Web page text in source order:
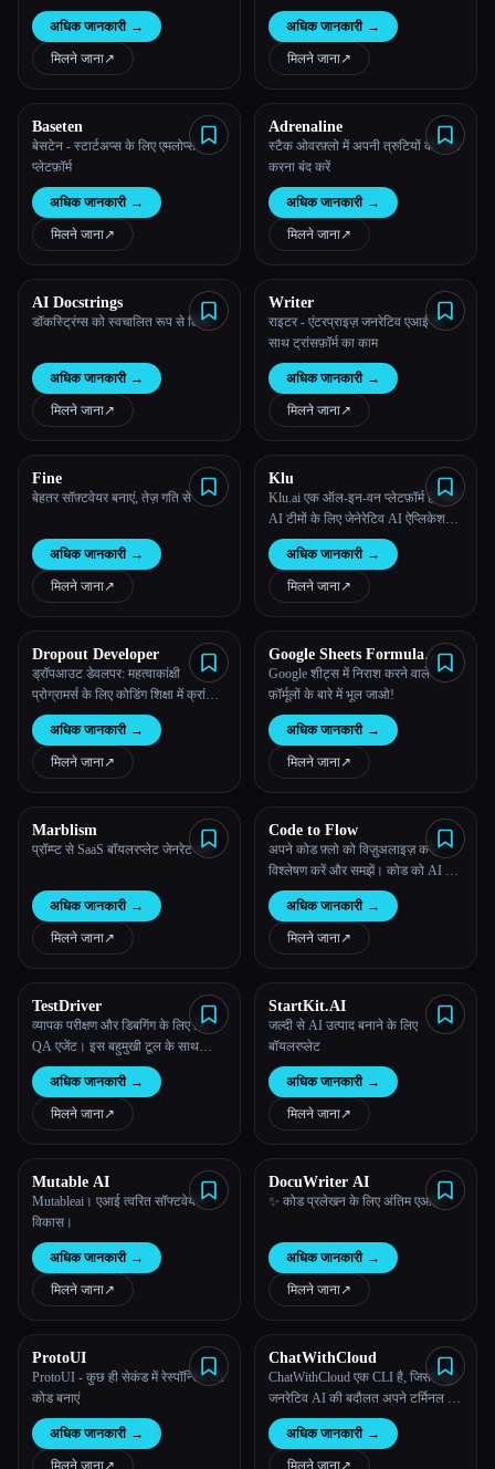
अधिक जानकारी →
मिलने जाना↗︎
अधिक जानकारी →
मिलने जाना↗︎
Baseten
बेसटेन - स्टार्टअप्स के लिए एमलोप्स
प्लेटफ़ॉर्म
अधिक जानकारी →
मिलने जाना↗︎
Adrenaline
स्टैक ओवरफ़्लो में अपनी त्रुटियों को प्लग
करना बंद करें
अधिक जानकारी →
मिलने जाना↗︎
AI Docstrings
डॉकस्ट्रिंग्स को स्वचालित रूप से लिखें
अधिक जानकारी →
मिलने जाना↗︎
Writer
राइटर - एंटरप्राइज़ जनरेटिव एआई के
साथ ट्रांसफ़ॉर्म का काम
अधिक जानकारी →
मिलने जाना↗︎
Fine
बेहतर सॉफ़्टवेयर बनाएं, तेज़ गति से
अधिक जानकारी →
मिलने जाना↗︎
Klu
Klu.ai एक ऑल-इन-वन प्लेटफ़ॉर्म है जिसे
AI टीमों के लिए जेनेरेटिव AI ऐप्लिकेशन
बनाने, तैनात करने और ऑप्टिमाइज़ करने
के लिए डिज़ाइन किया गया है।
अधिक जानकारी →
मिलने जाना↗︎
Dropout Developer
ड्रॉपआउट डेवलपर: महत्वाकांक्षी
प्रोग्रामर्स के लिए कोडिंग शिक्षा में क्रांति
ला रहा है
अधिक जानकारी →
मिलने जाना↗︎
Google Sheets Formula
Generator
Google शीट्स में निराश करने वाले
फ़ॉर्मूलों के बारे में भूल जाओ!
अधिक जानकारी →
मिलने जाना↗︎
Marblism
प्रॉम्प्ट से SaaS बॉयलरप्लेट जेनरेट करें
अधिक जानकारी →
मिलने जाना↗︎
Code to Flow
अपने कोड फ़्लो को विज़ुअलाइज़ करें,
विश्लेषण करें और समझें। कोड को AI के
साथ इंटरैक्टिव फ़्लोचार्ट में बदलें।
कॉम्प्लेक्स लॉजिक को तुरंत सरल बनाएं।
अधिक जानकारी →
मिलने जाना↗︎
TestDriver
व्यापक परीक्षण और डिबगिंग के लिए AI
QA एजेंट। इस बहुमुखी टूल के साथ
उत्पादकता बढ़ाएं, सटीकता सुनिश्चित करें
और समय बचाएं।
अधिक जानकारी →
मिलने जाना↗︎
StartKit.AI
जल्दी से AI उत्पाद बनाने के लिए
बॉयलरप्लेट
अधिक जानकारी →
मिलने जाना↗︎
Mutable AI
Mutableai। एआई त्वरित सॉफ्टवेयर
विकास।
अधिक जानकारी →
मिलने जाना↗︎
DocuWriter AI
✨ कोड प्रलेखन के लिए अंतिम एआई
अधिक जानकारी →
मिलने जाना↗︎
ProtoUI
ProtoUI - कुछ ही सेकंड में रेस्पॉन्सिव UI
कोड बनाएं
अधिक जानकारी →
मिलने जाना↗︎
ChatWithCloud
ChatWithCloud एक CLI है, जिससे तुम
जनरेटिव AI की बदौलत अपने टर्मिनल के
अंदर मानवीय भाषा का उपयोग करके
AWS क्लाउड से इंटरैक्ट कर सकते हो।
अधिक जानकारी →
मिलने जाना↗︎